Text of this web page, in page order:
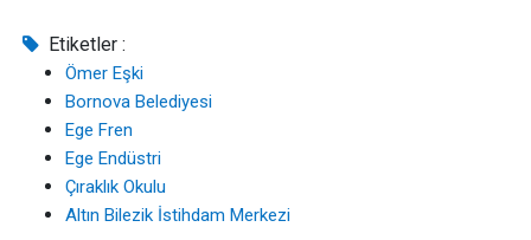
Etiketler :
Ömer Eşki
Bornova Belediyesi
Ege Fren
Ege Endüstri
Çıraklık Okulu
Altın Bilezik İstihdam Merkezi